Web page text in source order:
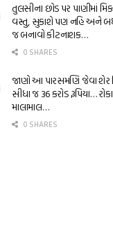
તુલસીના છોડ પર પાણીમાં
વસ્તુ, સુકાશે પણ નહિ અને
જ બનાવો કીટનાશક…
0 SHARES
જાણો આ પારસમણિ જેવા શેર
સીધા જ 36 કરોડ રૂપિયા…
માલામાલ…
0 SHARES